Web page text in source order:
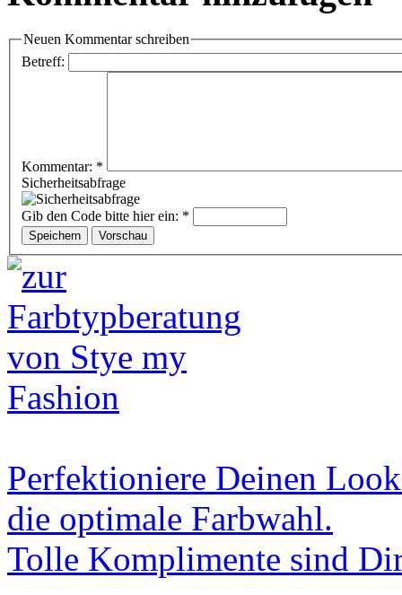
Neuen Kommentar schreiben
Betreff:
Kommentar: *
Sicherheitsabfrage
Gib den Code bitte hier ein: *
Perfektioniere Deinen
die optimale Farbwahl.
Tolle Komplimente sind